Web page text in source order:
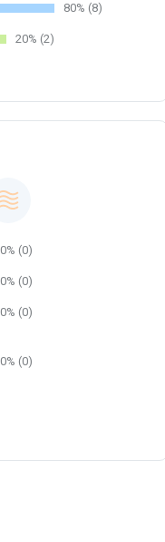
80% (8)
20% (2)
0% (0)
0% (0)
0% (0)
0% (0)